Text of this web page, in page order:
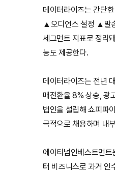
데이터라이즈는 간단
▲오디언스 설정 ▲발
세그먼트 지표로 정리
능도 제공한다.
데이터라이즈는 전년
매전환율 8% 상승, 광
법인을 설립해 쇼피파
극적으로 채용하며 내
에이티넘인베스트먼
터 비즈니스로 과거